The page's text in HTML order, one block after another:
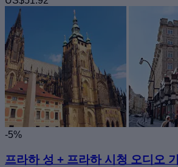
-5%
프라하 성 + 프라하 시청 오디오